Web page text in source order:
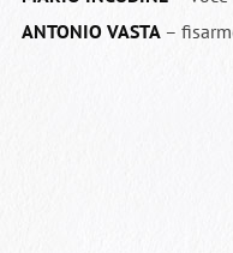
ANTONIO VASTA –